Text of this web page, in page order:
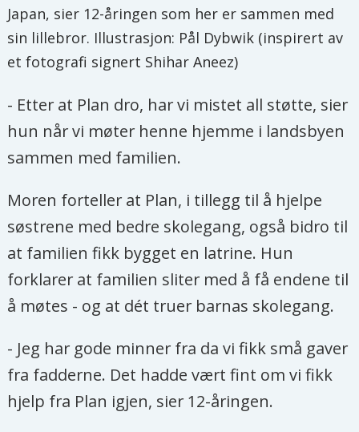
Japan, sier 12-åringen som her er sammen med
sin lillebror. Illustrasjon: Pål Dybwik (inspirert av
et fotografi signert Shihar Aneez)
- Etter at Plan dro, har vi mistet all støtte, sier
hun når vi møter henne hjemme i landsbyen
sammen med familien.
Moren forteller at Plan, i tillegg til å hjelpe
søstrene med bedre skolegang, også bidro til
at familien fikk bygget en latrine. Hun
forklarer at familien sliter med å få endene til
å møtes - og at dét truer barnas skolegang.
- Jeg har gode minner fra da vi fikk små gaver
fra fadderne. Det hadde vært fint om vi fikk
hjelp fra Plan igjen, sier 12-åringen.